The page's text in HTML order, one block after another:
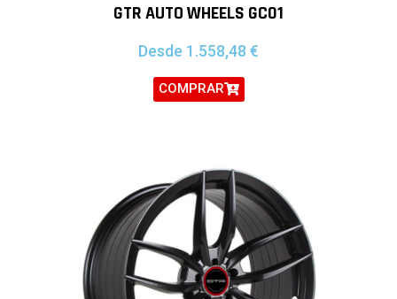
GTR AUTO WHEELS GC01
Desde 1.558,48 €
COMPRAR